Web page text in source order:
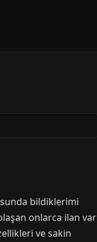
bildiklerimi
onlarca ilan var
ve sakin